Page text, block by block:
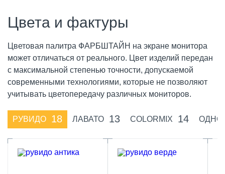
Цвета и фактуры
Цветовая палитра ФАРБШТАЙН на экране монитора
может отличаться от реального. Цвет изделий передан
с максимальной степенью точности, допускаемой
современными технологиями, которые не позволяют
учитывать цветопередачу различных мониторов.
РУВИДО 18 ЛАВАТО 13 COLORMIX 14